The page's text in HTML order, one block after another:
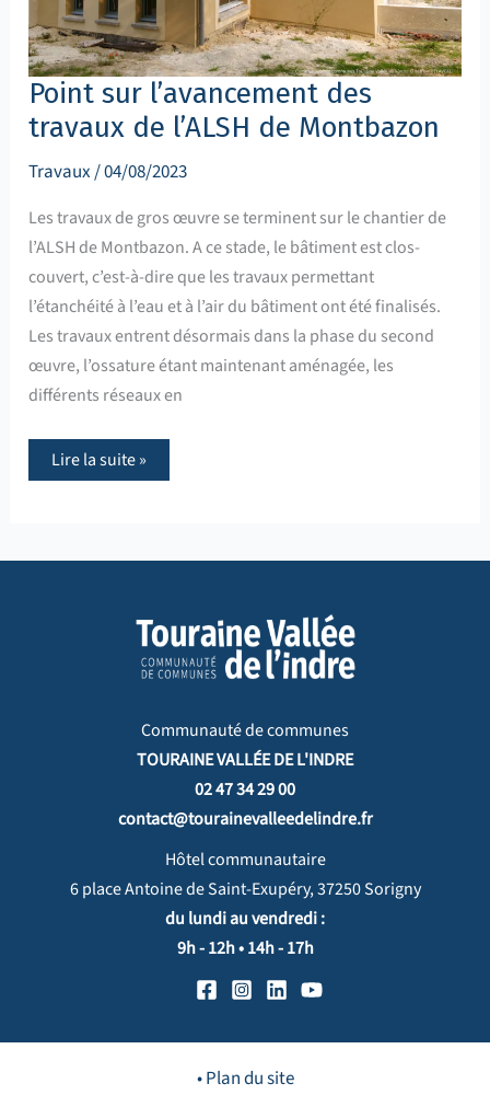
Point sur l’avancement des
travaux de l’ALSH de Montbazon
Travaux/04/08/2023
Les travaux de gros œuvre se terminent sur le chantier de
l’ALSH de Montbazon. A ce stade, le bâtiment est clos-
couvert, c’est-à-dire que les travaux permettant
l’étanchéité à l’eau et à l’air du bâtiment ont été finalisés.
Les travaux entrent désormais dans la phase du second
œuvre, l’ossature étant maintenant aménagée, les
différents réseaux en
Lire la suite »
Communauté de communes
TOURAINE VALLÉE DE L'INDRE
02 47 34 29 00
contact@tourainevalleedelindre.fr
Hôtel communautaire
6 place Antoine de Saint-Exupéry, 37250 Sorigny
du lundi au vendredi :
9h - 12h • 14h - 17h
• Plan du site